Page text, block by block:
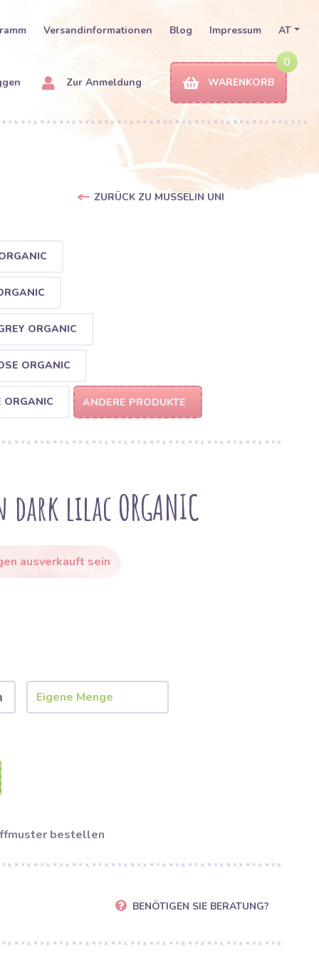
Versandinformationen Blog Impressum AT
Zur Anmeldung
0
WARENKORB
ZURÜCK ZU MUSSELIN UNI
ORGANIC
ORGANIC
ORGANIC ANDERE PRODUKTE
lilac ORGANIC
ausverkauft sein
bestellen
BENÖTIGEN SIE BERATUNG?